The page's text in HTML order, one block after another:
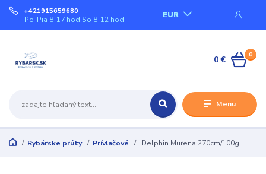
Menu
EUR
+421915659680
Po-Pia 8-17 hod.So 8-12 hod.
0
0 €
Rybárske prúty Prívlačové Delphin Murena 270cm/100g